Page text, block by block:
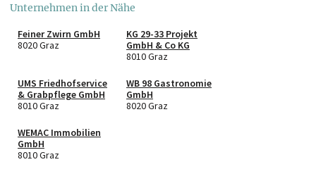
Unternehmen in der Nähe
Feiner Zwirn GmbH
8020 Graz
KG 29-33 Projekt
GmbH & Co KG
8010 Graz
UMS Friedhofservice
& Grabpflege GmbH
8010 Graz
WB 98 Gastronomie
GmbH
8020 Graz
WEMAC Immobilien
GmbH
8010 Graz